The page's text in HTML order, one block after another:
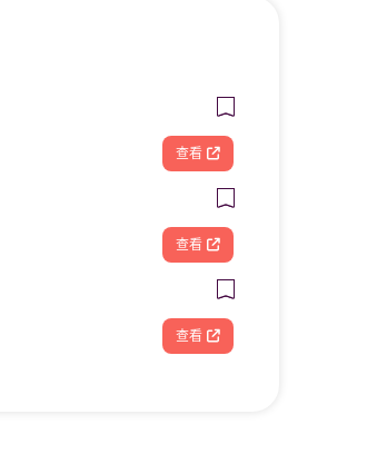
查看
查看
查看